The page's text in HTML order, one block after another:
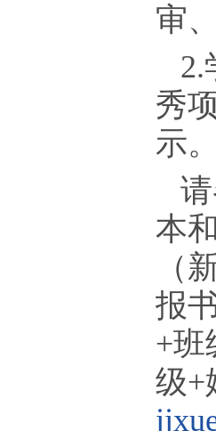
审
2.
秀
示
本
（
报
+班
级+